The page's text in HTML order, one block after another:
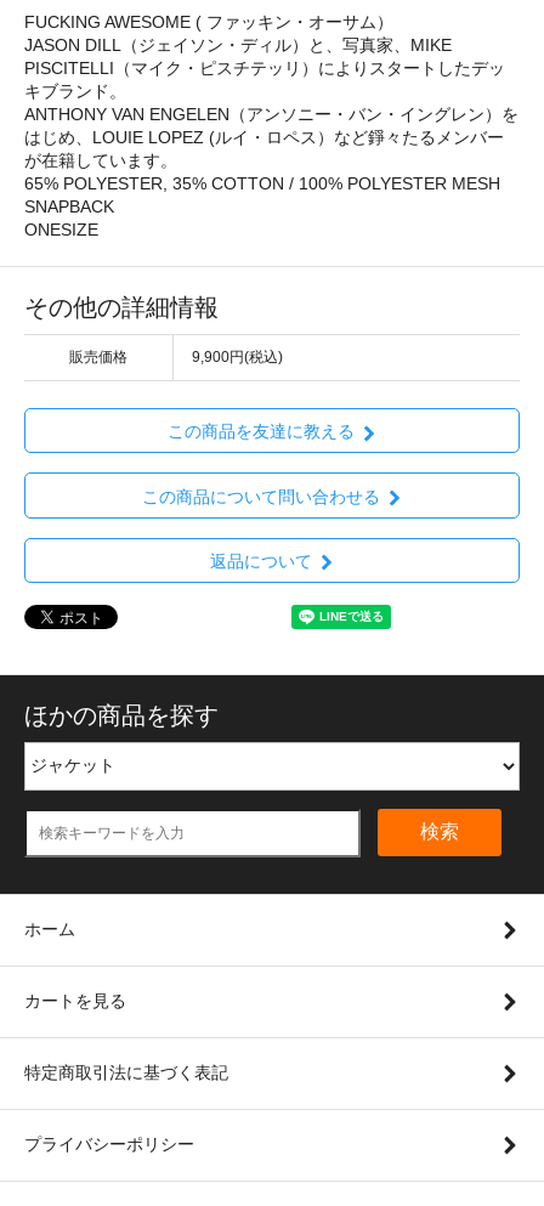
FUCKING AWESOME ( ファッキン・オーサム）
JASON DILL（ジェイソン・ディル）と、写真家、MIKE
PISCITELLI（マイク・ピスチテッリ）によりスタートしたデッ
キブランド。
ANTHONY VAN ENGELEN（アンソニー・バン・イングレン）を
はじめ、LOUIE LOPEZ (ルイ・ロペス）など錚々たるメンバー
が在籍しています。
65% POLYESTER, 35% COTTON / 100% POLYESTER MESH
SNAPBACK
ONESIZE
その他の詳細情報
販売価格 9,900円(税込)
この商品を友達に教える
この商品について問い合わせる
返品について
ほかの商品を探す
検索
ホーム
カートを見る
特定商取引法に基づく表記
プライバシーポリシー